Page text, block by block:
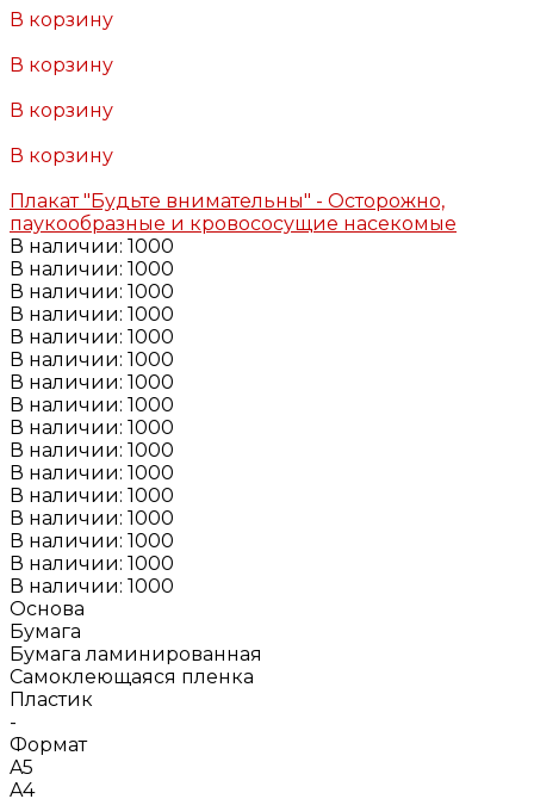
В корзину
В корзину
В корзину
В корзину
Плакат "Будьте внимательны" - Осторожно,
паукообразные и кровососущие насекомые
В наличии: 1000
В наличии: 1000
В наличии: 1000
В наличии: 1000
В наличии: 1000
В наличии: 1000
В наличии: 1000
В наличии: 1000
В наличии: 1000
В наличии: 1000
В наличии: 1000
В наличии: 1000
В наличии: 1000
В наличии: 1000
В наличии: 1000
В наличии: 1000
Основа
Бумага
Бумага ламинированная
Самоклеющаяся пленка
Пластик
-
Формат
A5
A4